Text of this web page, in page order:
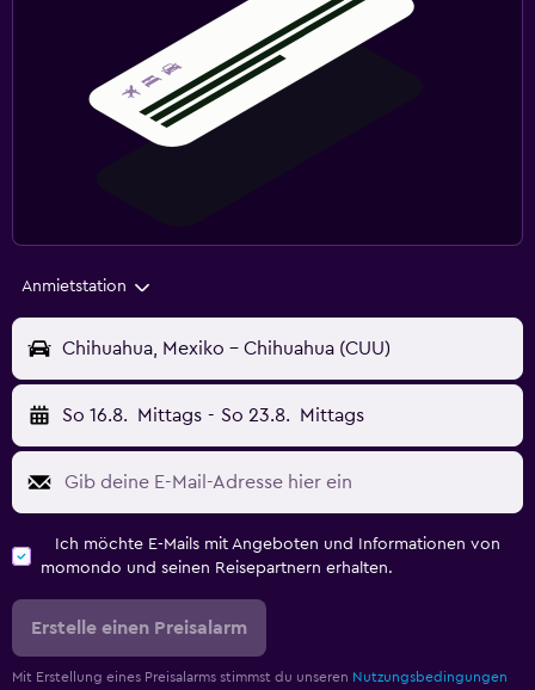
Anmietstation
Chihuahua, Mexiko - Chihuahua (CUU)
So 16.8. Mittags - So 23.8. Mittags
Ich möchte E-Mails mit Angeboten und Informationen von
momondo und seinen Reisepartnern erhalten.
Erstelle einen Preisalarm
Mit Erstellung eines Preisalarms stimmst du unseren Nutzungsbedingungen